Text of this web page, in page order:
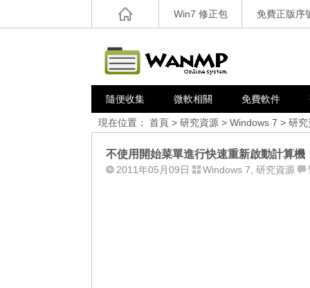
Win7 修正包 免費正版序
隨便收集 微軟相關 免費軟件
現在位置： 首頁 > 研究資源 > Windows 7 > 研究
不使用開始菜單進行快速重新啟動計算機
2011年05月09日 Windows 7 研究資源